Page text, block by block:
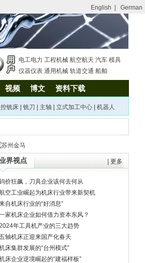
English German
电工电力 工程机械 航空航天 汽车 模具
仪器仪表 通用机械 轨道交通 船舶
视频 博文 资料下载
铣床| 铣刀 主轴 立式加工中心| 机器人
界视点 更多
价狂飙，刀具企业该何去何从
空工业崛起为机床行业带来新契机
自机床行业的“好消息”
家机床企业如何借力资本东风？
年工具机产业的三大趋势
轴机床正迎来国产化春天
床集群发展的“台州模式”
床企业逆境崛起的“建福样板”